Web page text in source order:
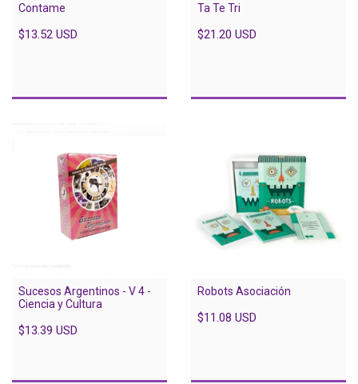
Contame
$13.52 USD
Ta Te Tri
$21.20 USD
Sucesos Argentinos - V 4 -
Ciencia y Cultura
$13.39 USD
Robots Asociación
$11.08 USD